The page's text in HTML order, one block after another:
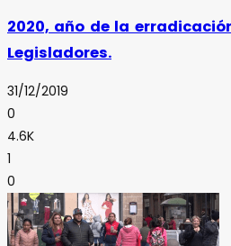
2020, año de la
Legisladores.
31/12/2019
0
4.6K
1
0